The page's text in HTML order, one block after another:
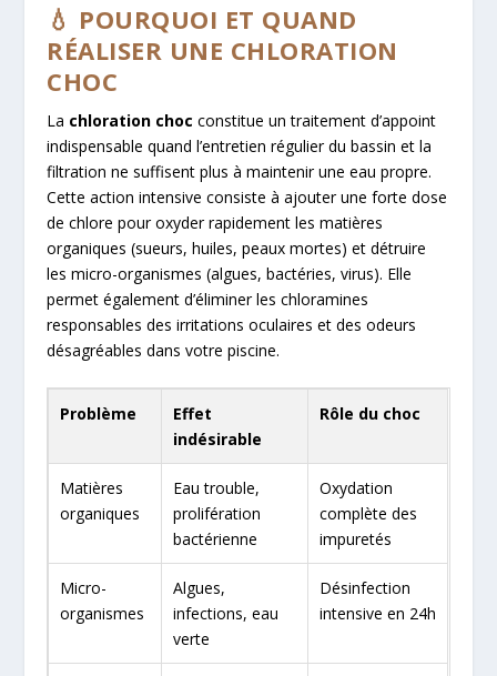
💧 POURQUOI ET QUAND
RÉALISER UNE CHLORATION
CHOC
La chloration choc constitue un traitement d’appoint
indispensable quand l’entretien régulier du bassin et la
filtration ne suffisent plus à maintenir une eau propre.
Cette action intensive consiste à ajouter une forte dose
de chlore pour oxyder rapidement les matières
organiques (sueurs, huiles, peaux mortes) et détruire
les micro-organismes (algues, bactéries, virus). Elle
permet également d’éliminer les chloramines
responsables des irritations oculaires et des odeurs
désagréables dans votre piscine.
Problème
Effet
indésirable
Rôle du choc
Matières
organiques
Eau trouble,
prolifération
bactérienne
Oxydation
complète des
impuretés
Micro-
organismes
Algues,
infections, eau
verte
Désinfection
intensive en 24h